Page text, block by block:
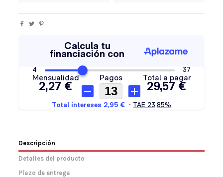
Descripción
Detalles del producto
Plazo de entrega